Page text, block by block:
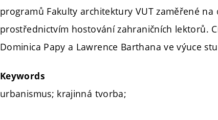
programů Fakulty architektury VUT zaměřené
prostřednictvím hostování zahraničních lektorů.
Dominica Papy a Lawrence Barthana ve výuce
Keywords
urbanismus; krajinná tvorba;